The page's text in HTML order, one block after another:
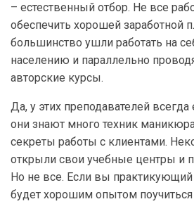
– естественный отбор. Не все
обеспечить хорошей заработной
большинство ушли работать на
населению и параллельно
авторские курсы.
Да, у этих преподавателей всегда
они знают много техник
секреты работы с клиентами.
открыли свои учебные центры и
Но не все. Если вы практикующий
будет хорошим опытом поучиться